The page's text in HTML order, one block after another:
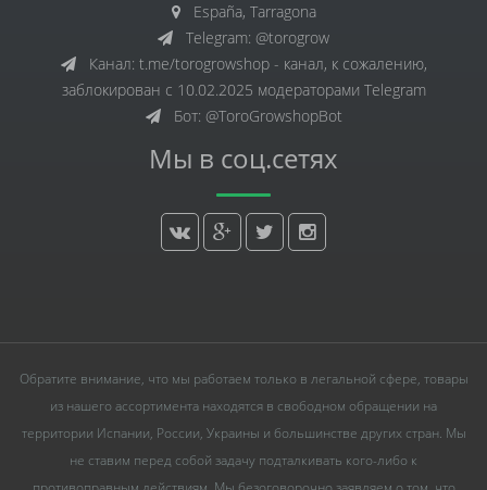
España, Tarragona
Telegram: @torogrow
Канал: t.me/torogrowshop - канал, к сожалению,
заблокирован с 10.02.2025 модераторами Telegram
Бот: @ToroGrowshopBot
Мы в соц.сетях
Обратите внимание, что мы работаем только в легальной сфере, товары
из нашего ассортимента находятся в свободном обращении на
территории Испании, России, Украины и большинстве других стран. Мы
не ставим перед собой задачу подталкивать кого-либо к